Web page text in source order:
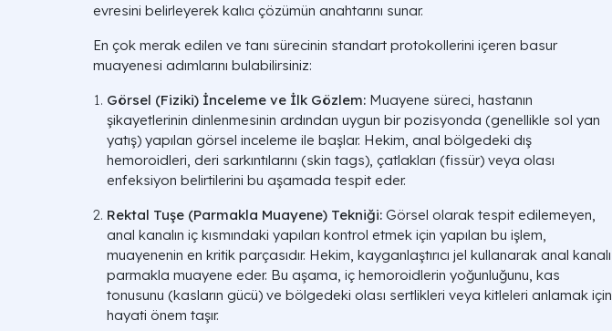
evresini belirleyerek kalıcı çözümün anahtarını sunar.
En çok merak edilen ve tanı sürecinin standart protokollerini içeren basur
muayenesi adımlarını bulabilirsiniz:
Görsel (Fiziki) İnceleme ve İlk Gözlem: Muayene süreci, hastanın
şikayetlerinin dinlenmesinin ardından uygun bir pozisyonda (genellikle sol yan
yatış) yapılan görsel inceleme ile başlar. Hekim, anal bölgedeki dış
hemoroidleri, deri sarkıntılarını (skin tags), çatlakları (fissür) veya olası
enfeksiyon belirtilerini bu aşamada tespit eder.
Rektal Tuşe (Parmakla Muayene) Tekniği: Görsel olarak tespit edilemeyen,
anal kanalın iç kısmındaki yapıları kontrol etmek için yapılan bu işlem,
muayenenin en kritik parçasıdır. Hekim, kayganlaştırıcı jel kullanarak anal kanalı
parmakla muayene eder. Bu aşama, iç hemoroidlerin yoğunluğunu, kas
tonusunu (kasların gücü) ve bölgedeki olası sertlikleri veya kitleleri anlamak için
hayati önem taşır.